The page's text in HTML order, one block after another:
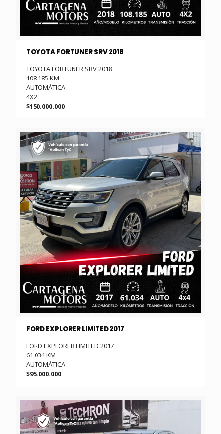
TOYOTA FORTUNER SRV 2018
TOYOTA FORTUNER SRV 2018
108.185 KM
AUTOMÁTICA
4X2
$150.000.000
FORD EXPLORER LIMITED 2017
FORD EXPLORER LIMITED 2017
61.034 KM
AUTOMÁTICA
$95.000.000